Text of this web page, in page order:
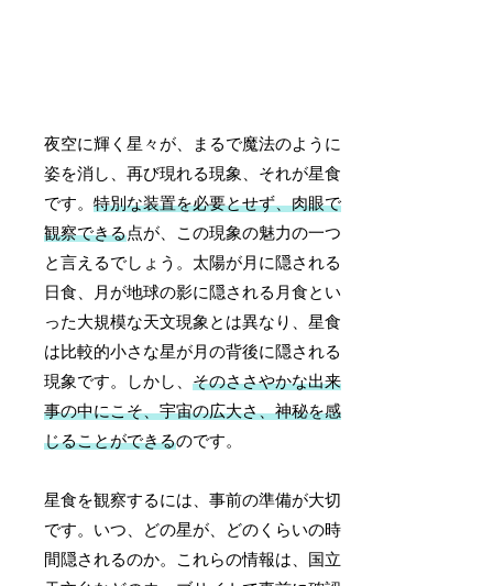
夜空に輝く星々が、まるで魔法のように
姿を消し、再び現れる現象、それが星食
です。特別な装置を必要とせず、肉眼で
観察できる点が、この現象の魅力の一つ
と言えるでしょう。太陽が月に隠される
日食、月が地球の影に隠される月食とい
った大規模な天文現象とは異なり、星食
は比較的小さな星が月の背後に隠される
現象です。しかし、そのささやかな出来
事の中にこそ、宇宙の広大さ、神秘を感
じることができるのです。
星食を観察するには、事前の準備が大切
です。いつ、どの星が、どのくらいの時
間隠されるのか。これらの情報は、国立